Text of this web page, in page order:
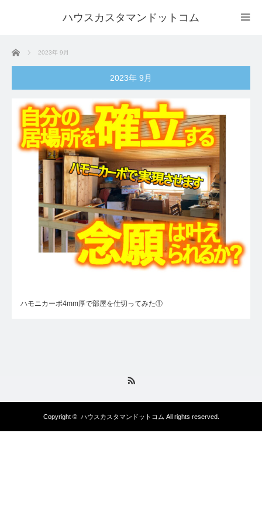
ハウスカスタマンドットコム
ホーム 2023年 9月
2023年 9月
ハモニカーボ4mm厚で部屋を仕切ってみた①
Copyright © ハウスカスタマンドットコム All rights reserved.